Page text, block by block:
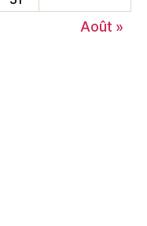
Août »